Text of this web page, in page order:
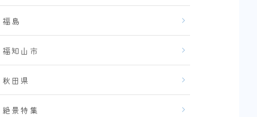
福島
福知山市
秋田県
絶景特集